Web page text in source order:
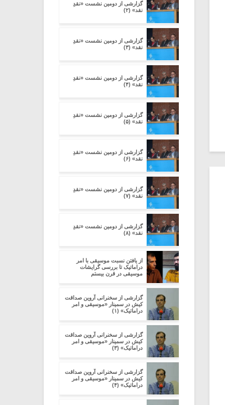
گزارشی از دومین نشست «نقدِ
نقد» (۲)
گزارشی از دومین نشست «نقدِ
نقد» (۳)
گزارشی از دومین نشست «نقدِ
نقد» (۴)
گزارشی از دومین نشست «نقدِ
نقد» (۵)
گزارشی از دومین نشست «نقدِ
نقد» (۶)
گزارشی از دومین نشست «نقدِ
نقد» (۷)
گزارشی از دومین نشست «نقدِ
نقد» (۸)
از یافتن نسبت موسیقی با امر
دراماتیک تا بررسی گرایشات
موسیقی در قرن بیستم
گزارشی از سخنرانی آروین صداقت
کیش در سمینار «موسیقی و امر
دراماتیک» (۱)
گزارشی از سخنرانی آروین صداقت
کیش در سمینار «موسیقی و امر
دراماتیک» (۳)
گزارشی از سخنرانی آروین صداقت
کیش در سمینار «موسیقی و امر
دراماتیک» (۴)